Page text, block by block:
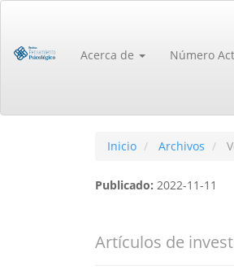
principal Acerca de Número
Inicio Archivos
Publicado: 2022-11-11
Artículos de